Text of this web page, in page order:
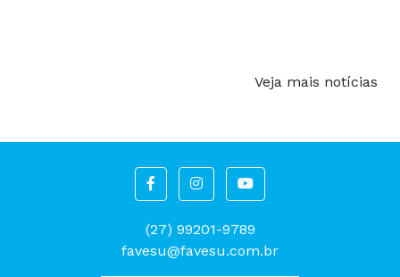
Veja mais notícias
(27) 99201-9789
favesu@favesu.com.br